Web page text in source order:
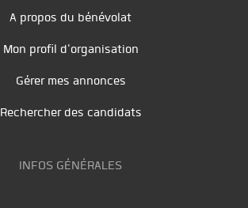
A propos du bénévolat
Mon profil d'organisation
Gérer mes annonces
Rechercher des candidats
INFOS GÉNÉRALES